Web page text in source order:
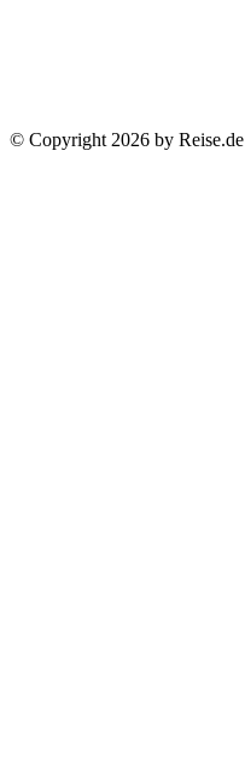
© Copyright 2026 by Reise.de